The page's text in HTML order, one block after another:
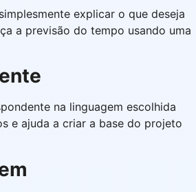
explicar o que deseja
a previsão do tempo usando uma
na linguagem escolhida
e ajuda a criar a base do projeto